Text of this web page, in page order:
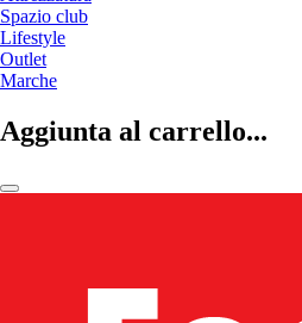
Spazio club
Lifestyle
Outlet
Marche
Aggiunta al carrello...